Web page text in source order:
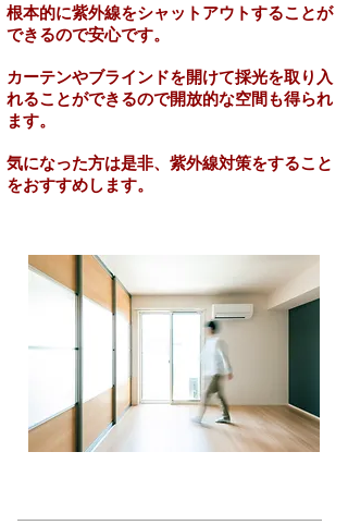
根本的に紫外線をシャットアウトすることが
できるので安心です。
カーテンやブラインドを開けて採光を取り入
れることができるので開放的な空間も得られ
ます。
気になった方は是非、紫外線対策をすること
をおすすめします。